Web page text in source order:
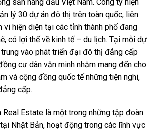
sản hàng đầu Việt Nam. Công ty hiện
lý 30 dự án đô thị trên toàn quốc, liên
vi hiện diện tại các tỉnh thành phố đang
có lợi thế về kinh tế – du lịch. Tại mỗi dự
vào phát triển đại đô thị đẳng cấp
cư dân văn minh nhằm mang đến cho
và cộng đồng quốc tế những tiện nghi,
cấp.
Real Estate là một trong những tập đoàn
Nhật Bản, hoạt động trong các lĩnh vực